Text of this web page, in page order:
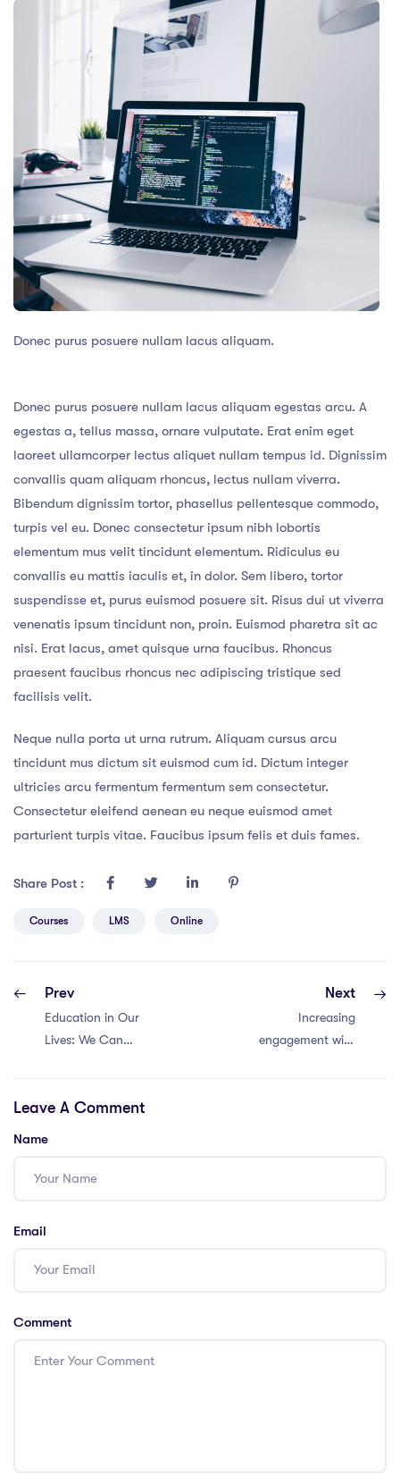
Donec purus posuere nullam lacus aliquam.
Donec purus posuere nullam lacus aliquam egestas arcu. A
egestas a, tellus massa, ornare vulputate. Erat enim eget
laoreet ullamcorper lectus aliquet nullam tempus id. Dignissim
convallis quam aliquam rhoncus, lectus nullam viverra.
Bibendum dignissim tortor, phasellus pellentesque commodo,
turpis vel eu. Donec consectetur ipsum nibh lobortis
elementum mus velit tincidunt elementum. Ridiculus eu
convallis eu mattis iaculis et, in dolor. Sem libero, tortor
suspendisse et, purus euismod posuere sit. Risus dui ut viverra
venenatis ipsum tincidunt non, proin. Euismod pharetra sit ac
nisi. Erat lacus, amet quisque urna faucibus. Rhoncus
praesent faucibus rhoncus nec adipiscing tristique sed
facilisis velit.
Neque nulla porta ut urna rutrum. Aliquam cursus arcu
tincidunt mus dictum sit euismod cum id. Dictum integer
ultricies arcu fermentum fermentum sem consectetur.
Consectetur eleifend aenean eu neque euismod amet
parturient turpis vitae. Faucibus ipsum felis et duis fames.
Share Post :
Courses LMS Online
Prev
Education in Our
Lives: We Can
Next
Increasing
engagement with
Leave A Comment
Name
Email
Comment